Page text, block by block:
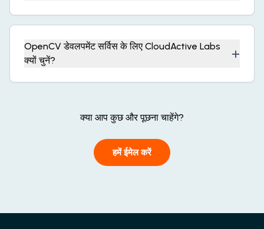
OpenCV डेवलपमेंट सर्विस के लिए CloudActive Labs
क्यों चुनें?
+
क्या आप कुछ और पूछना चाहेंगे?
हमें ईमेल करें